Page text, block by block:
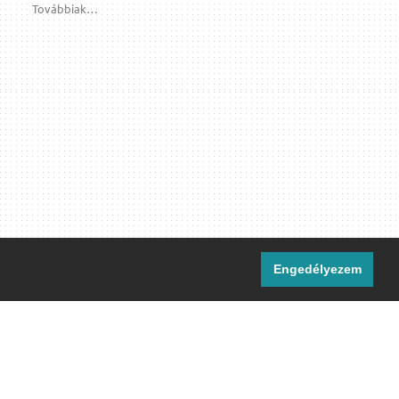
Engedélyezem
Továbbiak…